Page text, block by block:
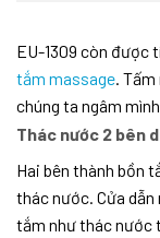
EU-1309 còn được
tắm massage .
chúng ta ngâm
Thác nước 2 bên
Hai bên thành bồn
thác nước. Cửa
tắm như thác nước